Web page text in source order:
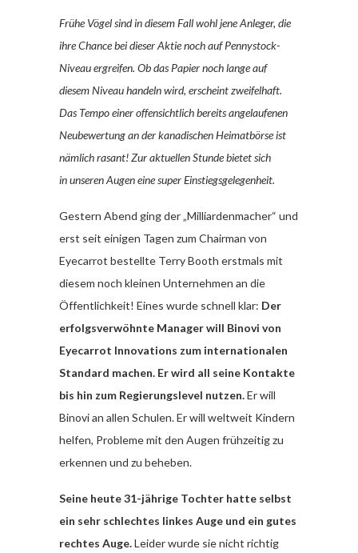
Frühe Vögel sind in diesem Fall wohl jene Anleger, die
ihre Chance bei dieser Aktie noch auf Pennystock-
Niveau ergreifen. Ob das Papier noch lange auf
diesem Niveau handeln wird, erscheint zweifelhaft.
Das Tempo einer offensichtlich bereits angelaufenen
Neubewertung an der kanadischen Heimatbörse ist
nämlich rasant! Zur aktuellen Stunde bietet sich
in unseren Augen eine super Einstiegsgelegenheit.
Gestern Abend ging der „Milliardenmacher“ und
erst seit einigen Tagen zum Chairman von
Eyecarrot bestellte Terry Booth erstmals mit
diesem noch kleinen Unternehmen an die
Öffentlichkeit! Eines wurde schnell klar: Der
erfolgsverwöhnte Manager will Binovi von
Eyecarrot Innovations zum internationalen
Standard machen. Er wird all seine Kontakte
bis hin zum Regierungslevel nutzen.Er will
Binovi an allen Schulen. Er will weltweit Kindern
helfen, Probleme mit den Augen frühzeitig zu
erkennen und zu beheben.
Seine heute 31-jährige Tochter hatte selbst
ein sehr schlechtes linkes Auge und ein gutes
rechtes Auge.Leider wurde sie nicht richtig